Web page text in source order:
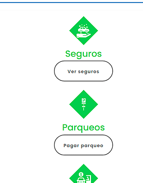
Industria Motociclismo
Campaña busca cambiar
destino de los
en la región